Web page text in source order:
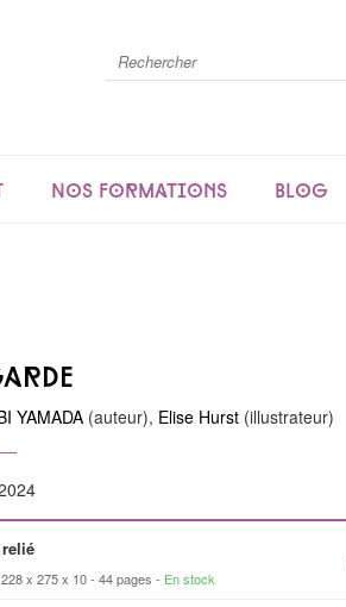
Nos formations Blog
YAMADA (auteur), Elise Hurst (illustrateur)
x 275 x 10 44 pages En stock